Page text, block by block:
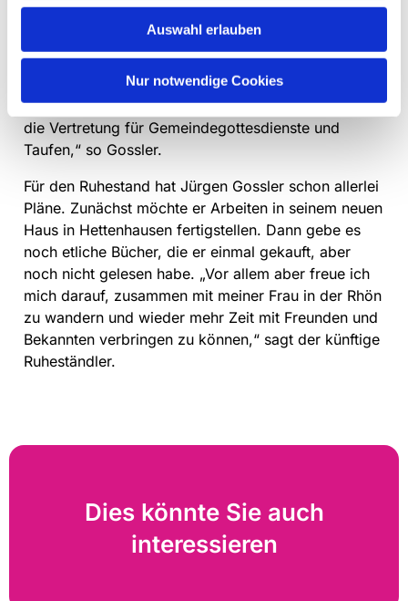
Auswahl erlauben
Nur notwendige Cookies
ein Gemeinde- und Pfarrstellenprofil gesprochen
worden. „Nach meinem Ausscheiden aus dem
aktiven Dienst übernimmt Pfarrer Stefan Remmert
den Vorsitz des Hünfelder Kirchenvorstands, andere
die Vertretung für Gemeindegottesdienste und
Taufen,“ so Gossler.
Für den Ruhestand hat Jürgen Gossler schon allerlei
Pläne. Zunächst möchte er Arbeiten in seinem neuen
Haus in Hettenhausen fertigstellen. Dann gebe es
noch etliche Bücher, die er einmal gekauft, aber
noch nicht gelesen habe. „Vor allem aber freue ich
mich darauf, zusammen mit meiner Frau in der Rhön
zu wandern und wieder mehr Zeit mit Freunden und
Bekannten verbringen zu können,“ sagt der künftige
Ruheständler.
Dies könnte Sie auch
interessieren